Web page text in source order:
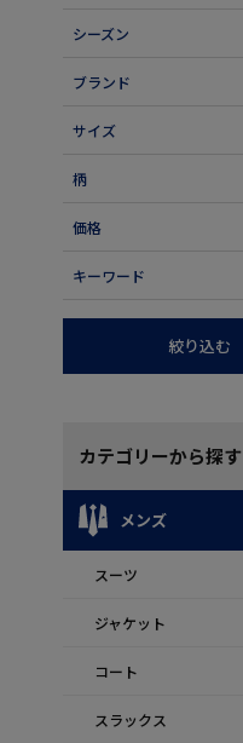
シーズン
ブランド
サイズ
柄
価格
キーワード
絞り込む
カテゴリーから探す
メンズ
スーツ
ジャケット
コート
スラックス